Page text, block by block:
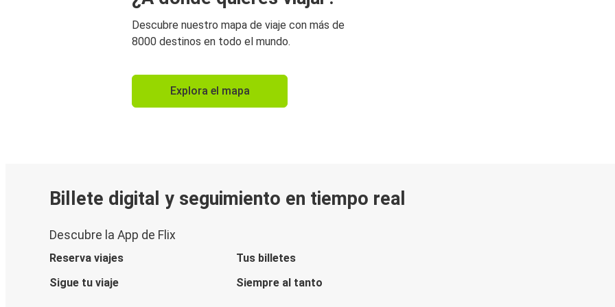
Descubre nuestro mapa de viaje con más de
8000 destinos en todo el mundo.
Explora el mapa
Billete digital y seguimiento en tiempo real
Descubre la App de Flix
Reserva viajes
Tus billetes
Sigue tu viaje
Siempre al tanto